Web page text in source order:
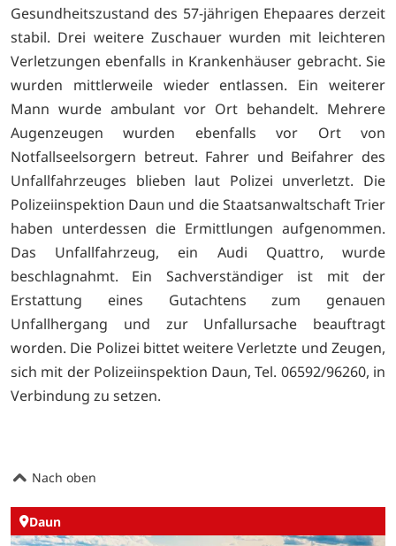
Gesundheitszustand des 57-jährigen Ehepaares derzeit
stabil. Drei weitere Zuschauer wurden mit leichteren
Verletzungen ebenfalls in Krankenhäuser gebracht. Sie
wurden mittlerweile wieder entlassen. Ein weiterer
Mann wurde ambulant vor Ort behandelt. Mehrere
Augenzeugen wurden ebenfalls vor Ort von
Notfallseelsorgern betreut. Fahrer und Beifahrer des
Unfallfahrzeuges blieben laut Polizei unverletzt. Die
Polizeiinspektion Daun und die Staatsanwaltschaft Trier
haben unterdessen die Ermittlungen aufgenommen.
Das Unfallfahrzeug, ein Audi Quattro, wurde
beschlagnahmt. Ein Sachverständiger ist mit der
Erstattung eines Gutachtens zum genauen
Unfallhergang und zur Unfallursache beauftragt
worden. Die Polizei bittet weitere Verletzte und Zeugen,
sich mit der Polizeiinspektion Daun, Tel. 06592/96260, in
Verbindung zu setzen.
Nach oben
Daun